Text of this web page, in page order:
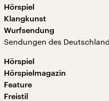
Hörspiel
Klangkunst
Wurfsendung
Sendungen des
Hörspiel
Hörspielmagazin
Feature
Freistil